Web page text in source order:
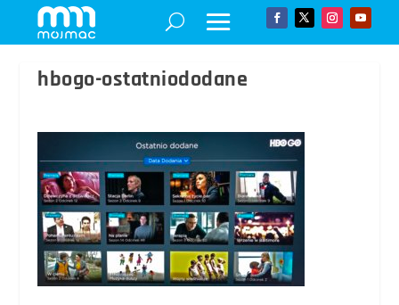
hbogo-ostatniododane